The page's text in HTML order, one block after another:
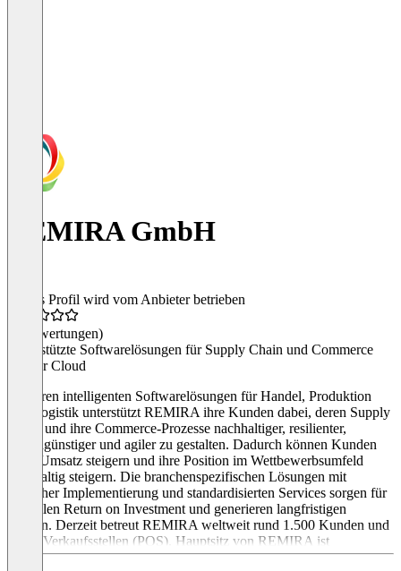
REMIRA GmbH
Dieses Profil wird vom Anbieter betrieben
(0 Bewertungen)
KI-gestützte Softwarelösungen für Supply Chain und Commerce
aus der Cloud
Mit ihren intelligenten Softwarelösungen für Handel, Produktion
und Logistik unterstützt REMIRA ihre Kunden dabei, deren Supply
Chain und ihre Commerce-Prozesse nachhaltiger, resilienter,
kostengünstiger und agiler zu gestalten. Dadurch können Kunden
ihren Umsatz steigern und ihre Position im Wettbewerbsumfeld
nachhaltig steigern. Die branchenspezifischen Lösungen mit
einfacher Implementierung und standardisierten Services sorgen für
schnellen Return on Investment und generieren langfristigen
Nutzen. Derzeit betreut REMIRA weltweit rund 1.500 Kunden und
8.000 Verkaufsstellen (POS). Hauptsitz von REMIRA ist
Dortmund. Insgesamt gibt es weltweit 12 Standorte – davon vier in